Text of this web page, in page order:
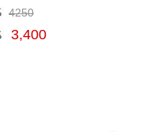
4250
3,400